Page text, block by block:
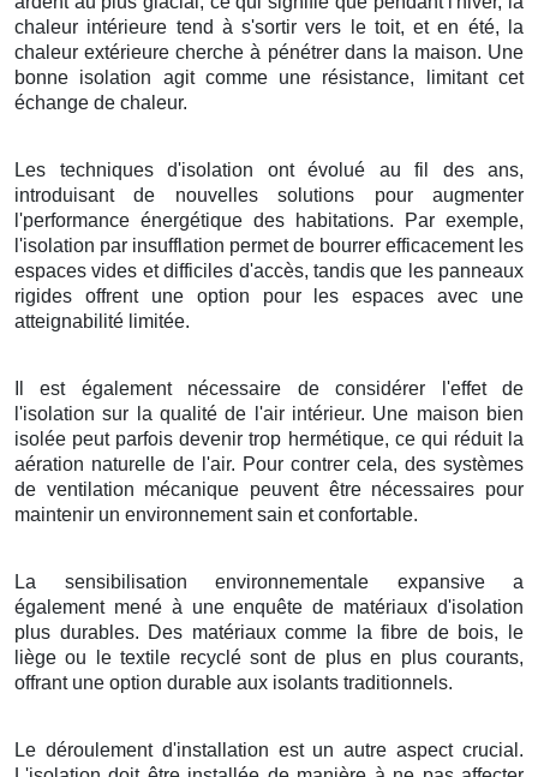
chaleur intérieure tend à s'sortir vers le toit, et en été, la
chaleur extérieure cherche à pénétrer dans la maison. Une
bonne isolation agit comme une résistance, limitant cet
échange de chaleur.
Les techniques d'isolation ont évolué au fil des ans,
introduisant de nouvelles solutions pour augmenter
l'performance énergétique des habitations. Par exemple,
l'isolation par insufflation permet de bourrer efficacement les
espaces vides et difficiles d'accès, tandis que les panneaux
rigides offrent une option pour les espaces avec une
atteignabilité limitée.
Il est également nécessaire de considérer l'effet de
l'isolation sur la qualité de l'air intérieur. Une maison bien
isolée peut parfois devenir trop hermétique, ce qui réduit la
aération naturelle de l'air. Pour contrer cela, des systèmes
de ventilation mécanique peuvent être nécessaires pour
maintenir un environnement sain et confortable.
La sensibilisation environnementale expansive a
également mené à une enquête de matériaux d'isolation
plus durables. Des matériaux comme la fibre de bois, le
liège ou le textile recyclé sont de plus en plus courants,
offrant une option durable aux isolants traditionnels.
Le déroulement d'installation est un autre aspect crucial.